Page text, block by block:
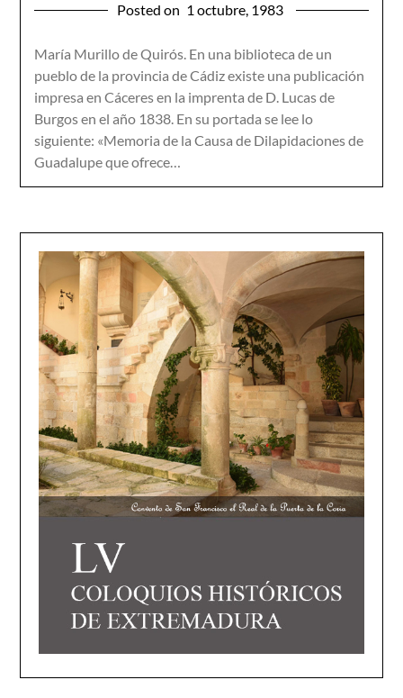
Posted on 1 octubre, 1983
María Murillo de Quirós. En una biblioteca de un
pueblo de la provincia de Cádiz existe una publicación
impresa en Cáceres en la imprenta de D. Lucas de
Burgos en el año 1838. En su portada se lee lo
siguiente: «Memoria de la Causa de Dilapidaciones de
Guadalupe que ofrece…